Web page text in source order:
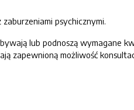
psychicznymi.
lub podnoszą wymagane
zapewnioną możliwość